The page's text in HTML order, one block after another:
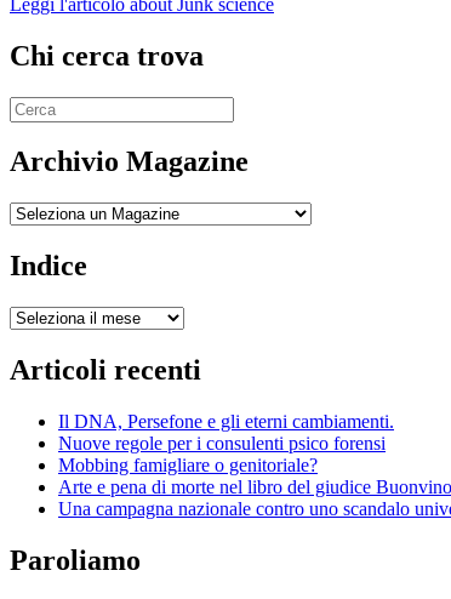
Chi cerca trova
Archivio Magazine
Archivio
Indice
Indice
Articoli recenti
Il DNA, Persefone e gli eterni cambiamenti.
Nuove regole per i consulenti psico forensi
Mobbing famigliare o genitoriale?
Arte e pena di morte nel libro del giudice Buonvino
Una campagna nazionale contro uno scandalo
Paroliamo